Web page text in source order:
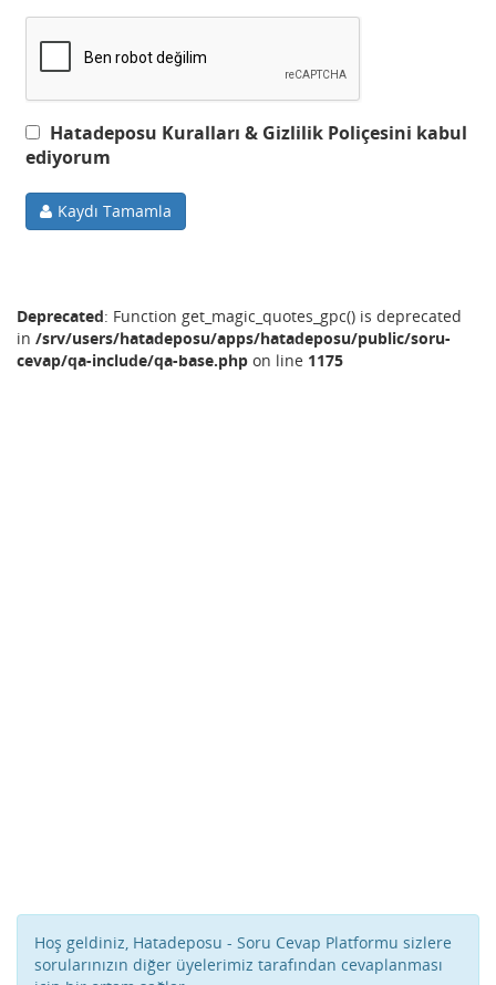
Hatadeposu Kuralları & Gizlilik Poliçesini kabul
ediyorum
Kaydı Tamamla
Deprecated: Function get_magic_quotes_gpc() is deprecated
in /srv/users/hatadeposu/apps/hatadeposu/public/soru-
cevap/qa-include/qa-base.php on line 1175
Hoş geldiniz, Hatadeposu - Soru Cevap Platformu sizlere
sorularınızın diğer üyelerimiz tarafından cevaplanması